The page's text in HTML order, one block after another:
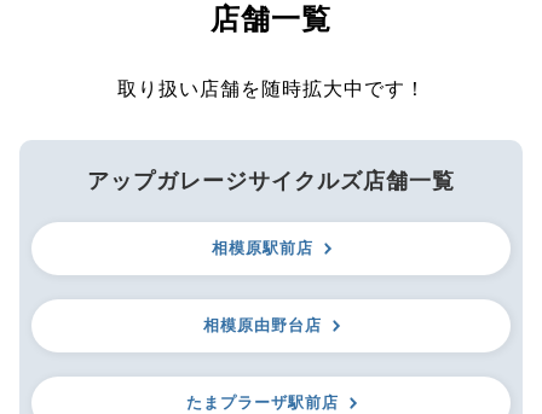
店舗一覧
取り扱い店舗を随時拡大中です！
アップガレージサイクルズ店舗一覧
相模原駅前店
相模原由野台店
たまプラーザ駅前店